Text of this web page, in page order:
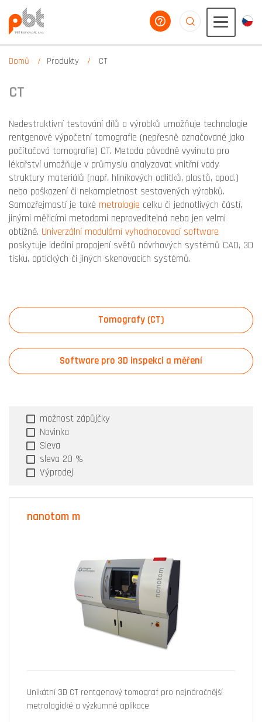
poradíme vám
Domů Produkty CT
CT
Nedestruktivní testování dílů a výrobků umožňuje technologie
rentgenové výpočetní tomografie (nepřesně označované jako
počítačová tomografie) CT. Metoda původně vyvinuta pro
lékařství umožňuje v průmyslu analyzovat vnitřní vady
struktury materiálů (např. hliníkových odlitků, plastů, apod.)
nebo poškození či nekompletnost sestavených výrobků.
Samozřejmostí je také metrologie celku či jednotlivých částí,
jinými měřicími metodami neproveditelná nebo jen velmi
obtížně. Univerzální modulární vyhodnocovací software
poskytuje ideální propojení světů návrhových systémů CAD, 3D
tisku, optických či jiných skenovacích systémů.
Tomografy (CT)
Software pro 3D inspekci a měření
možnost zápůjčky
Novinka
Sleva
sleva 20 %
Výprodej
nanotom m
Unikátní 3D CT rentgenový tomograf pro nejnáročnější
metrologické a výzkumné aplikace